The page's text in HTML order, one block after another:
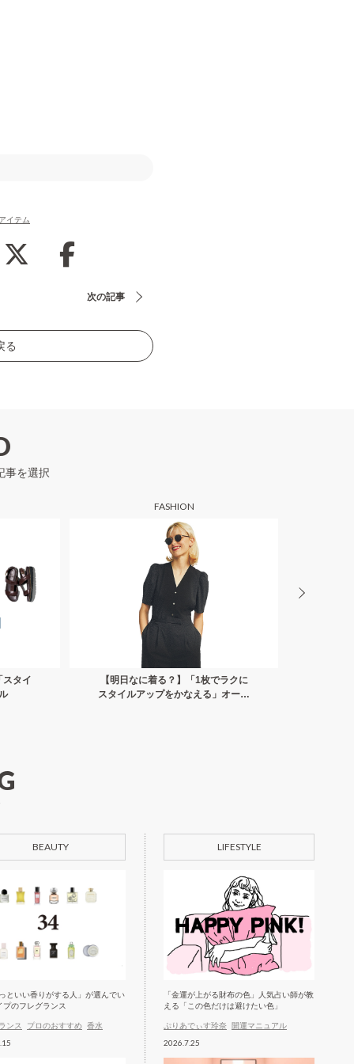
イテム
次の記事
る
事を選択
スタイ
FASHION
【明日なに着る？】「1枚でラクに
スタイルアップをかなえる」オール
BEAUTY
といい香りがする人」が選んでい
プのフレグランス
ンス プロのおすすめ 香水
LIFESTYLE
「金運が上がる財布の色」人気占い師が教
える「この色だけは避けたい色」
ぷりあでぃす玲奈 開運マニュアル
2026.7.25